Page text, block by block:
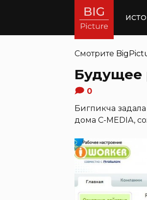
Смотрите
Будущее
0
Бигпикча
дома C-MEDIA,